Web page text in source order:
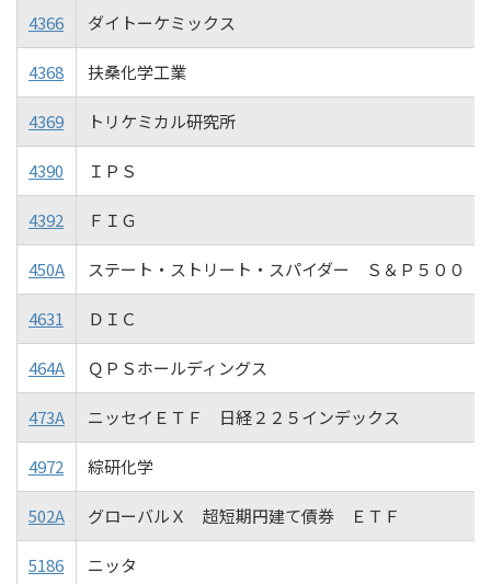
4366 ダイトーケミックス
4368 扶桑化学工業
4369 トリケミカル研究所
4390 ＩＰＳ
4392 ＦＩＧ
450A ステート・ストリート・スパイダー Ｓ＆Ｐ５００
4631 ＤＩＣ
464A ＱＰＳホールディングス
473A ニッセイＥＴＦ 日経２２５インデックス
4972 綜研化学
502A グローバルＸ 超短期円建て債券 ＥＴＦ
5186 ニッタ